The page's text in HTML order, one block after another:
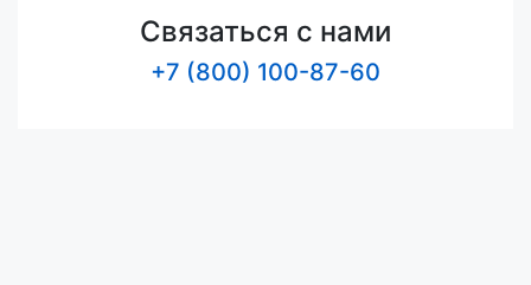
Связаться с нами
+7 (800) 100-87-60